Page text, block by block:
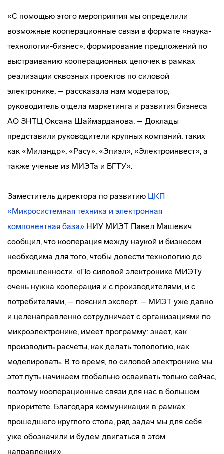
«С помощью этого мероприятия мы определили
возможные кооперационные связи в формате «наука-
технологии-бизнес», формирование предложений по
выстраиванию кооперационных цепочек в рамках
реализации сквозных проектов по силовой
электронике, – рассказала нам модератор,
руководитель отдела маркетинга и развития бизнеса
АО ЗНТЦ Оксана Шаймарданова. – Доклады
представили руководители крупных компаний, таких
как «Миландр», «Расу», «Эпиэл», «Электроинвест», а
также ученые из МИЭТа и БГТУ».
Заместитель директора по развитию ЦКП
«Микросистемная техника и электронная
компонентная база» НИУ МИЭТ Павел Машевич
сообщил, что кооперация между наукой и бизнесом
необходима для того, чтобы довести технологию до
промышленности. «По силовой электронике МИЭТу
очень нужна кооперация и с производителями, и с
потребителями, – пояснил эксперт. – МИЭТ уже давно
и целенаправленно сотрудничает с организациями по
микроэлектронике, имеет программу: знает, как
производить расчеты, как делать топологию, как
моделировать. В то время, по силовой электронике мы
этот путь начинаем глобально осваивать только сейчас,
поэтому кооперационные связи для нас в большом
приоритете. Благодаря коммуникации в рамках
прошедшего круглого стола, ряд задач мы для себя
уже обозначили и будем двигаться в этом
направлении».